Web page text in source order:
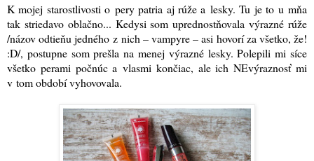
K mojej starostlivosti o pery patria aj rúže a lesky. Tu je to u mňa
tak striedavo oblačno... Kedysi som uprednostňovala výrazné rúže
/názov odtieňu jedného z nich – vampyre – asi hovorí za všetko, že!
:D/, postupne som prešla na menej výrazné lesky. Polepili mi síce
všetko perami počnúc a vlasmi končiac, ale ich NEvýraznosť mi
v tom období vyhovovala.